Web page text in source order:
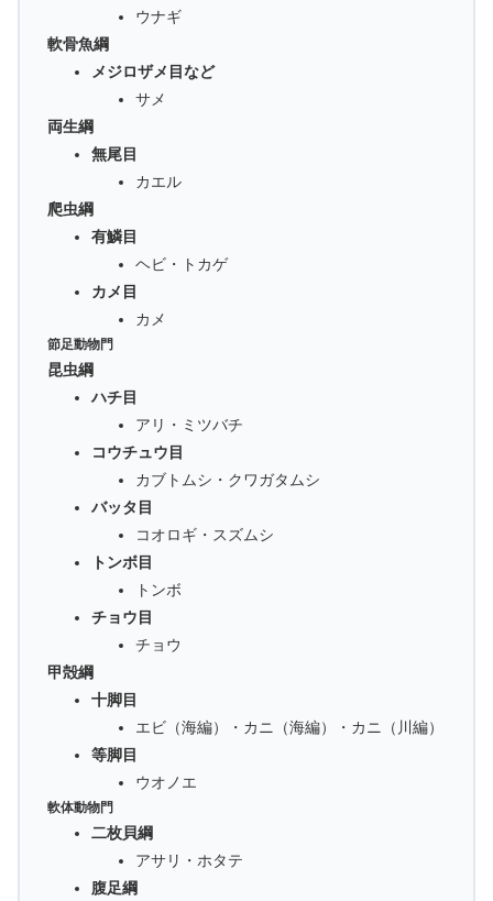
ウナギ
軟骨魚綱
メジロザメ目など
サメ
両生綱
無尾目
カエル
爬虫綱
有鱗目
ヘビ・トカゲ
カメ目
カメ
節足動物門
昆虫綱
ハチ目
アリ・ミツバチ
コウチュウ目
カブトムシ・クワガタムシ
バッタ目
コオロギ・スズムシ
トンボ目
トンボ
チョウ目
チョウ
甲殻綱
十脚目
エビ（海編）・カニ（海編）・カニ（川編）
等脚目
ウオノエ
軟体動物門
二枚貝綱
アサリ・ホタテ
腹足綱